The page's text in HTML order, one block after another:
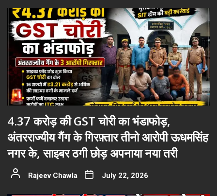
4.37 करोड़ की GST चोरी का भंडाफोड़,
अंतरराज्यीय गैंग के गिरफ़्तार तीनो आरोपी ऊधमसिंह
नगर के, साइबर ठगी छोड़ अपनाया नया तरी
Rajeev Chawla July 22, 2026